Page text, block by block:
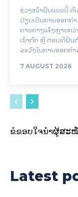
ຊ່ວງໜ້າຝົນແບບນີ້ ຄົ
ປ່ຽນເປັນການອອກກ
ກາຍກາງແຈ້ງຫຼາຍກວ່
ເຊົາຕົກ ຫຼື ຕອນທີ່ຝົນ
ລະວັງໃນການອອກກ
7 AUGUST 2026
ຂໍຂອບໃຈນຳຜູ້ສະ
Latest